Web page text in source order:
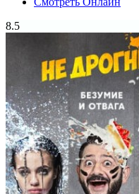
8.5